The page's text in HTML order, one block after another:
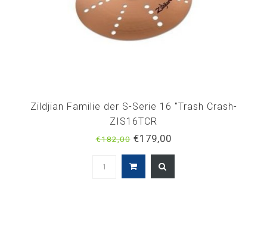
Zildjian Familie der S-Serie 16 "Trash Crash-
ZIS16TCR
€182,00€179,00